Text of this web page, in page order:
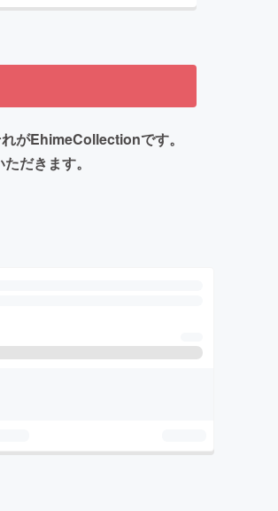
がEhimeCollectionです。
だきます。